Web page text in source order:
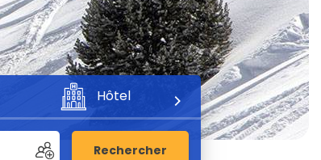
Hôtel Aventure
Rechercher